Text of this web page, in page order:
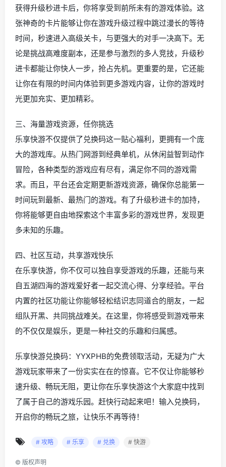
获得升级秒进卡后，你将享受到前所未有的游戏体验。这
张神奇的卡片能够让你在游戏升级过程中跳过漫长的等待
时间，秒速进入高级关卡，与更强大的对手一决高下。无
论是挑战高难度副本，还是参与激烈的多人竞技，升级秒
进卡都能让你快人一步，抢占先机。更重要的是，它还能
让你在有限的时间内体验到更多游戏内容，让你的游戏时
光更加充实、更加精彩。
三、海量游戏资源，任你挑选
乐享快游不仅提供了兑换码这一贴心福利，更拥有一个庞
大的游戏库。从热门网游到经典单机，从休闲益智到动作
冒险，各种类型的游戏应有尽有，满足你不同的游戏需
求。而且，平台还会定期更新游戏资源，确保你总能第一
时间玩到最新、最热门的游戏。有了升级秒进卡的加持，
你将能够更自由地探索这个丰富多彩的游戏世界，发现更
多未知的乐趣。
四、社区互动，共享游戏快乐
在乐享快游，你不仅可以独自享受游戏的乐趣，还能与来
自五湖四海的游戏爱好者一起交流心得、分享经验。平台
内置的社区功能让你能够轻松结识志同道合的朋友，一起
组队开黑、共同挑战难关。在这里，你将感受到游戏带来
的不仅仅是娱乐，更是一种社交的乐趣和归属感。
乐享快游兑换码：YYXPHB的免费领取活动，无疑为广大
游戏玩家带来了一份实实在在的惊喜。它不仅让你能够秒
速升级、畅玩无阻，更让你在乐享快游这个大家庭中找到
了属于自己的游戏乐园。赶快行动起来吧！输入兑换码，
开启你的畅玩之旅，让快乐不再等待！
# 攻略 # 乐享 # 兑换 # 快游
© 版权声明